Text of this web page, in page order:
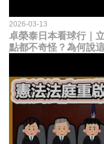
2026-03-13
卓榮泰日本看球行｜
點都不奇怪？為何說